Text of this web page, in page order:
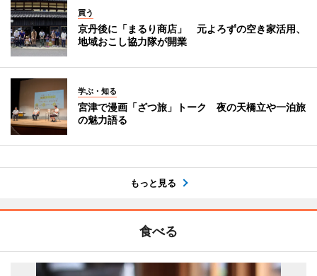
買う
京丹後に「まるり商店」 元よろずの空き家活用、
地域おこし協力隊が開業
学ぶ・知る
宮津で漫画「ざつ旅」トーク 夜の天橋立や一泊旅
の魅力語る
もっと見る
食べる